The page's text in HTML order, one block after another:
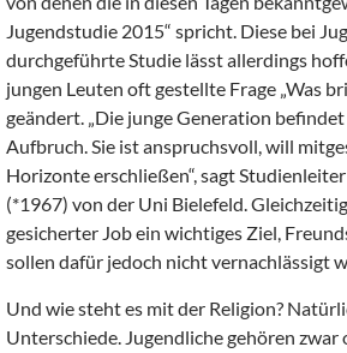
Jugendstudie 2015“ spricht. Diese bei
durchgeführte Studie lässt allerdings
jungen Leuten oft gestellte Frage „Was
geändert. „Die junge Generation
Aufbruch. Sie ist anspruchsvoll, will
Horizonte erschließen“, sagt
(*1967) von der Uni Bielefeld.
gesicherter Job ein wichtiges Ziel,
sollen dafür jedoch nicht vernachlässigt
Und wie steht es mit der Religion?
Unterschiede. Jugendliche gehören zwar